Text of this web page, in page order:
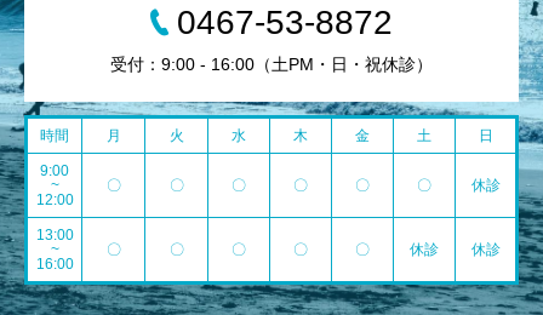
0467-53-8872
受付：9:00 - 16:00（土PM・日・祝休診）
時間 月 火 水 木 金 土 日
9:00
~
12:00
〇 〇 〇 〇 〇 〇 休診
13:00
~
16:00
〇 〇 〇 〇 〇 休診 休診